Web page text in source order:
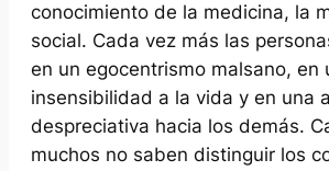
conocimiento de la medicina, la
social. Cada vez más las
en un egocentrismo malsano, en
insensibilidad a la vida y en una
despreciativa hacia los demás.
muchos no saben distinguir los